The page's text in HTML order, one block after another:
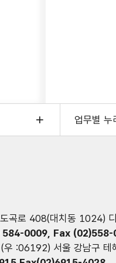
업무별 누
곡로 408(대치동 1024)
584-0009, Fax
(우 :06192) 서울 강남구